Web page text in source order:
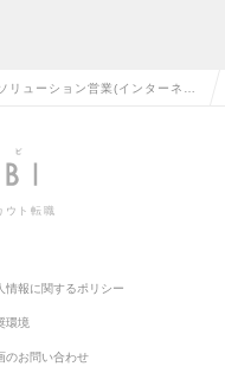
リューション営業(インターネッ
ウト転職
情報に関するポリシー
環境
のお問い合わせ